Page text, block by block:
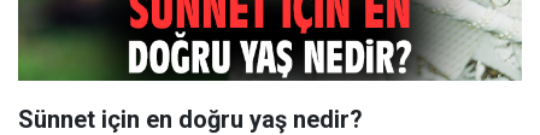
Sünnet için en doğru yaş nedir?